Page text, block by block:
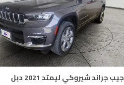
جيب جراند شيروكي ليمتد 2021 دبل